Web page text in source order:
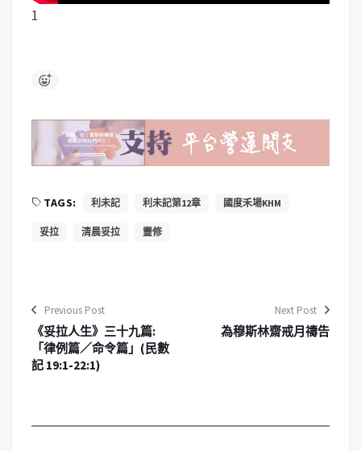
1
TAGS: 利未記 利未記第12章 國度禾場KHM
妥拉 清晨妥拉 靈修
Previous Post
《妥拉人生》三十九篇:
「律例篇／命令篇」(民數
記 19:1-22:1)
Next Post
為穆斯林齋戒月禱告